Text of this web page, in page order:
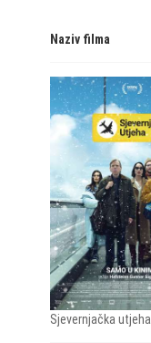
Naziv filma
Sjevernjačka utjeha